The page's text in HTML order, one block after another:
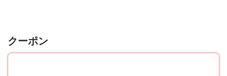
クーポン